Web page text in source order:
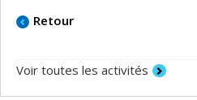
Retour
Voir toutes les activités